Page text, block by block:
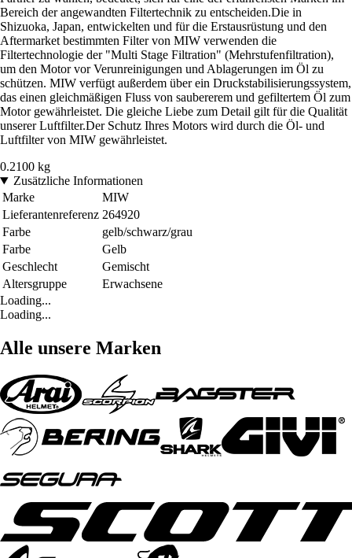
Bereich der angewandten Filtertechnik zu entscheiden.Die in
Shizuoka, Japan, entwickelten und für die Erstausrüstung und den
Aftermarket bestimmten Filter von MIW verwenden die
Filtertechnologie der "Multi Stage Filtration" (Mehrstufenfiltration),
um den Motor vor Verunreinigungen und Ablagerungen im Öl zu
schützen. MIW verfügt außerdem über ein Druckstabilisierungssystem,
das einen gleichmäßigen Fluss von saubererem und gefiltertem Öl zum
Motor gewährleistet. Die gleiche Liebe zum Detail gilt für die Qualität
unserer Luftfilter.Der Schutz Ihres Motors wird durch die Öl- und
Luftfilter von MIW gewährleistet.
0.2100 kg
Zusätzliche Informationen
Marke
MIW
Lieferantenreferenz 264920
Farbe
gelb/schwarz/grau
Farbe
Gelb
Geschlecht
Gemischt
Altersgruppe
Erwachsene
Loading...
Loading...
Alle unsere Marken